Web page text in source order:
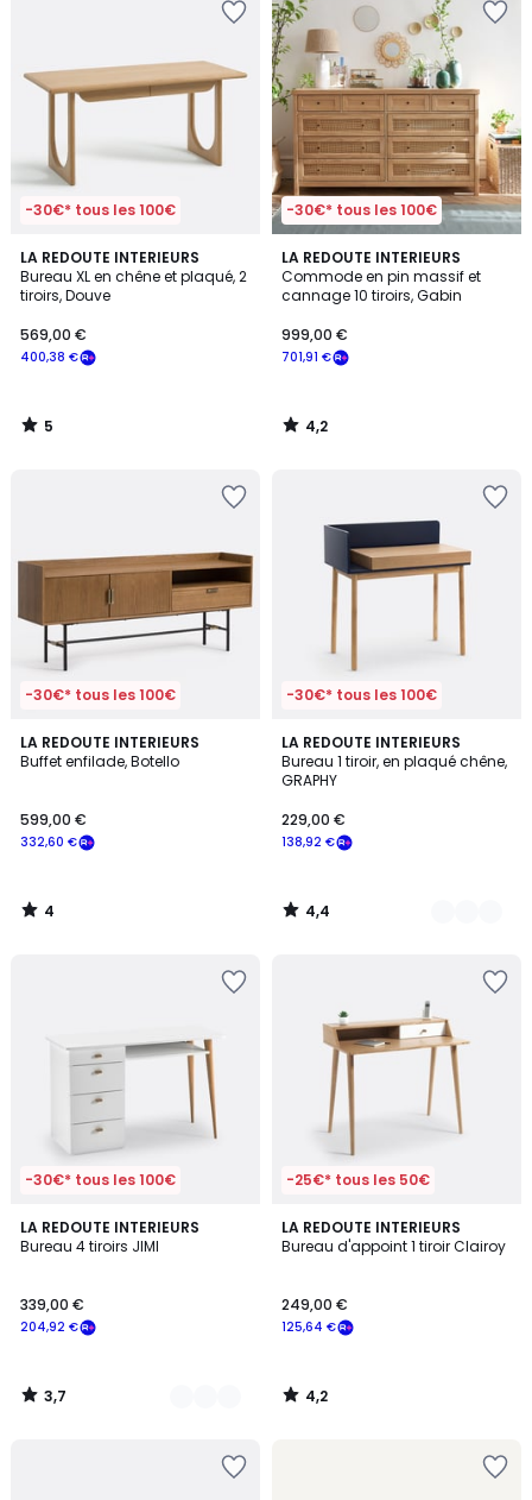
-30€* tous les 100€
LA REDOUTE INTERIEURS
Bureau XL en chêne et plaqué, 2
tiroirs, Douve
400,38 €
569,00 €
5
/
5
5
/
-30€* tous les 100€
LA REDOUTE INTERIEURS
Commode en pin massif et
cannage 10 tiroirs, Gabin
701,91 €
999,00 €
4,2
/ 5
4,2
/
-30€* tous les 100€
LA REDOUTE INTERIEURS
Buffet enfilade, Botello
332,60 €
599,00 €
4
/
4
/
-30€* tous les 100€
LA REDOUTE INTERIEURS
Bureau 1 tiroir, en plaqué chêne,
GRAPHY
138,92 €
229,00 €
4,4
/ 5
3
Couleurs
4,4
/
-30€* tous les 100€
LA REDOUTE INTERIEURS
Bureau 4 tiroirs JIMI
204,92 €
339,00 €
3,7
/ 5
3
Couleurs
3,7
/
-25€* tous les 50€
LA REDOUTE INTERIEURS
Bureau d'appoint 1 tiroir Clairoy
125,64 €
249,00 €
4,2
/ 5
4,2
/